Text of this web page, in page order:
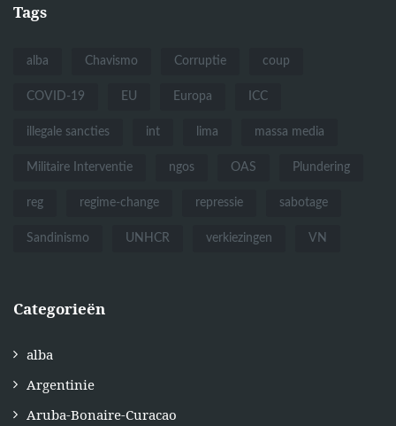
Tags
alba Chavismo Corruptie coup
COVID-19 EU Europa ICC
illegale sancties int lima massa media
Militaire Interventie ngos OAS Plundering
reg regime-change repressie sabotage
Sandinismo UNHCR verkiezingen VN
Categorieën
alba
Argentinie
Aruba-Bonaire-Curacao